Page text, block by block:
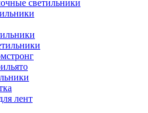
светильники
лент